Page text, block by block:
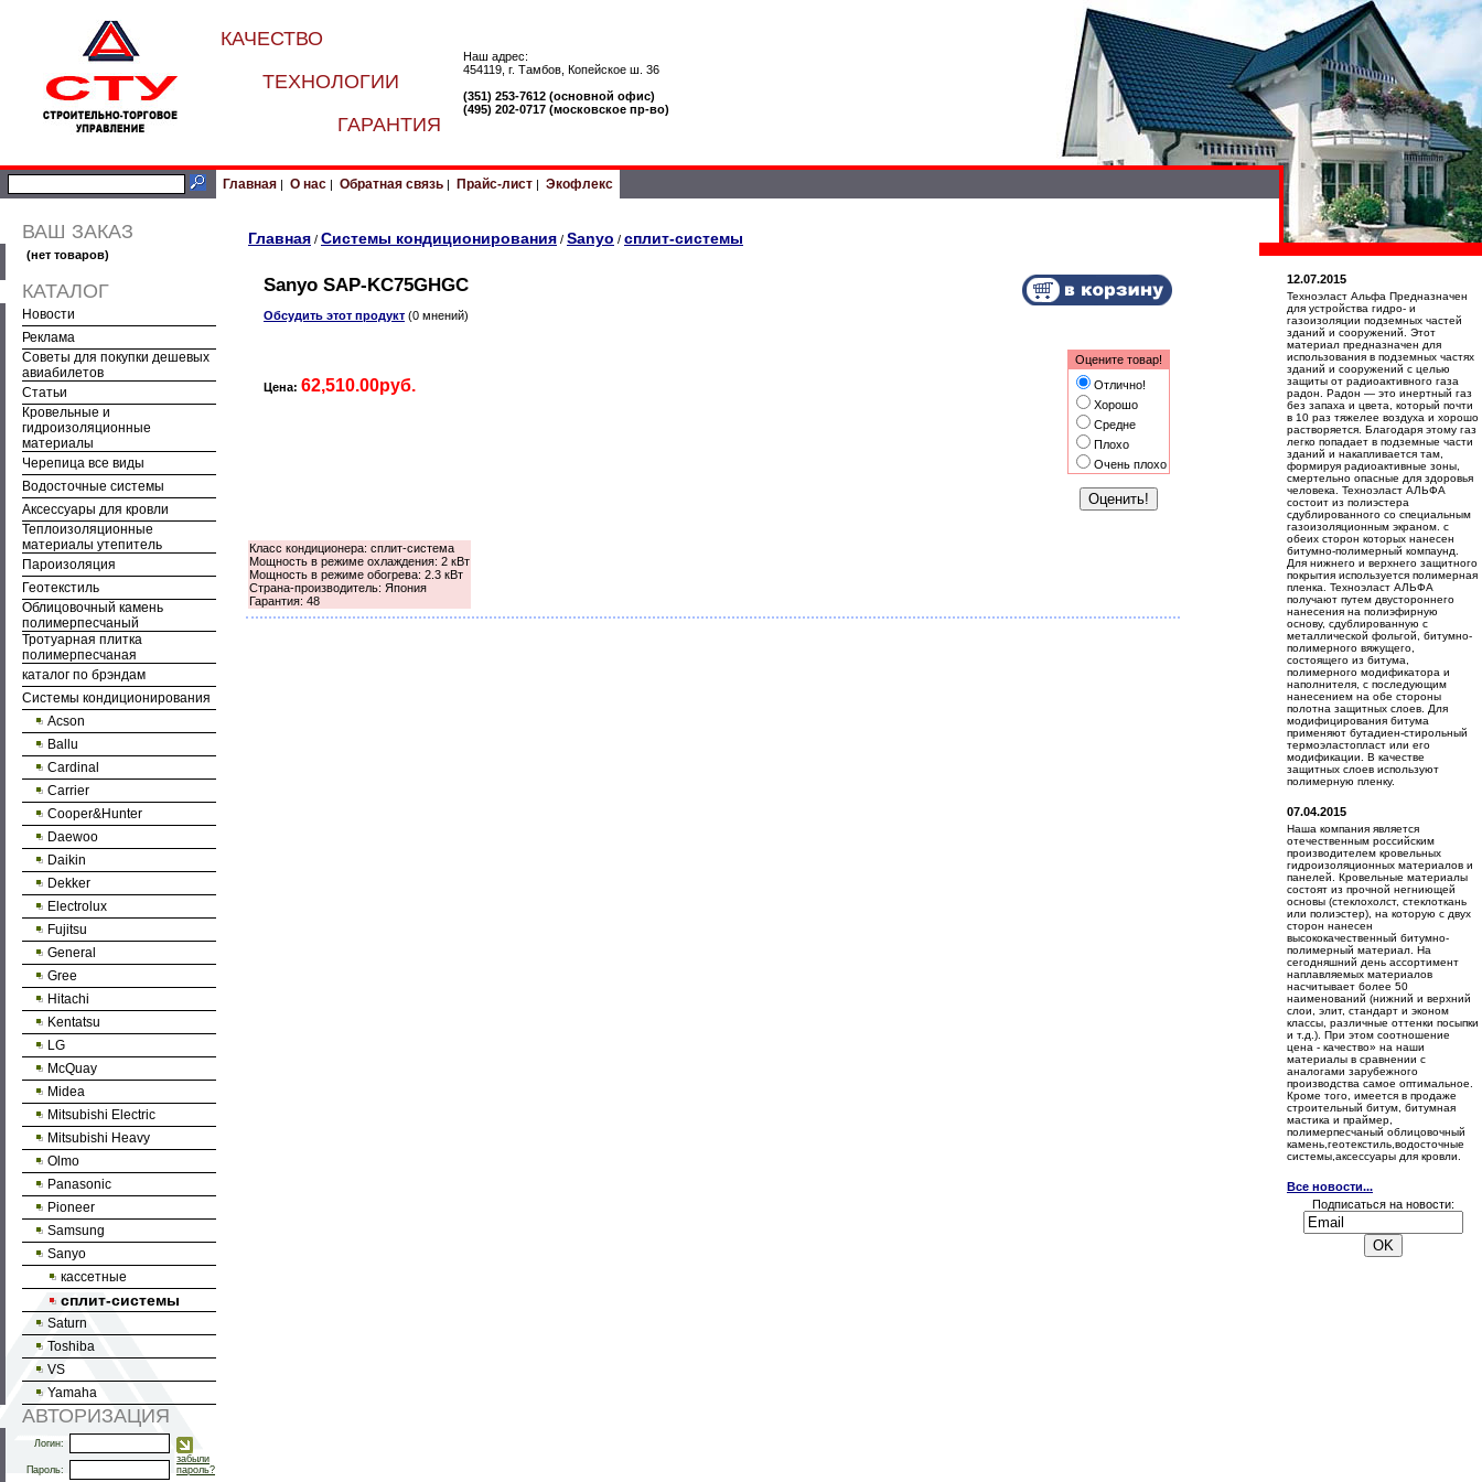
КАЧЕСТВО
ТЕХНОЛОГИИ
ГАРАНТИЯ
Наш адрес:
454119, г. Тамбов, Копейское ш. 36
(351) 253-7612 (основной офис)
(495) 202-0717 (московское пр-во)
Главная | О нас | Обратная связь | Прайс-лист | Экофлекс
ВАШ ЗАКАЗ
(нет товаров)
КАТАЛОГ
Новости
Реклама
Советы для покупки дешевых
авиабилетов
Статьи
Кровельные и
гидроизоляционные
материалы
Черепица все виды
Водосточные системы
Аксессуары для кровли
Теплоизоляционные
материалы утепитель
Пароизоляция
Геотекстиль
Облицовочный камень
полимерпесчаный
Тротуарная плитка
полимерпесчаная
каталог по брэндам
Системы кондиционирования
Acson
Ballu
Cardinal
Carrier
Cooper&Hunter
Daewoo
Daikin
Dekker
Electrolux
Fujitsu
General
Gree
Hitachi
Kentatsu
LG
McQuay
Midea
Mitsubishi Electric
Mitsubishi Heavy
Olmo
Panasonic
Pioneer
Samsung
Sanyo
кассетные
сплит-системы
Saturn
Toshiba
VS
Yamaha
АВТОРИЗАЦИЯ
Логин:
Пароль:
забыли
пароль?
Главная / Системы кондиционирования / Sanyo / сплит-системы
Sanyo SAP-KC75GHGC
Обсудить этот продукт (0 мнений)
Цена: 62,510.00руб.
Оцените товар!
Отлично!
Хорошо
Средне
Плохо
Очень плохо
Класс кондиционера: сплит-система
Мощность в режиме охлаждения: 2 кВт
Мощность в режиме обогрева: 2.3 кВт
Страна-производитель: Япония
Гарантия: 48
12.07.2015
Техноэласт Альфа Предназначен
для устройства гидро- и
газоизоляции подземных частей
зданий и сооружений. Этот
материал предназначен для
использования в подземных частях
зданий и сооружений с целью
защиты от радиоактивного газа
радон. Радон — это инертный газ
без запаха и цвета, который почти
в 10 раз тяжелее воздуха и хорошо
растворяется. Благодаря этому газ
легко попадает в подземные части
зданий и накапливается там,
формируя радиоактивные зоны,
смертельно опасные для здоровья
человека. Техноэласт АЛЬФА
состоит из полиэстера
сдублированного со специальным
газоизоляционным экраном. с
обеих сторон которых нанесен
битумно-полимерный компаунд.
Для нижнего и верхнего защитного
покрытия используется полимерная
пленка. Техноэласт АЛЬФА
получают путем двустороннего
нанесения на полиэфирную
основу, сдублированную с
металлической фольгой, битумно-
полимерного вяжущего,
состоящего из битума,
полимерного модификатора и
наполнителя, с последующим
нанесением на обе стороны
полотна защитных слоев. Для
модифицирования битума
применяют бутадиен-стирольный
термоэластопласт или его
модификации. В качестве
защитных слоев используют
полимерную пленку.
07.04.2015
Наша компания является
отечественным российским
производителем кровельных
гидроизоляционных материалов и
панелей. Кровельные материалы
состоят из прочной негниющей
основы (стеклохолст, стеклоткань
или полиэстер), на которую с двух
сторон нанесен
высококачественный битумно-
полимерный материал. На
сегодняшний день ассортимент
наплавляемых материалов
насчитывает более 50
наименований (нижний и верхний
слои, элит, стандарт и эконом
классы, различные оттенки посыпки
и т.д.). При этом соотношение
цена - качество» на наши
материалы в сравнении с
аналогами зарубежного
производства самое оптимальное.
Кроме того, имеется в продаже
строительный битум, битумная
мастика и праймер,
полимерпесчаный облицовочный
камень,геотекстиль,водосточные
системы,аксессуары для кровли.
Все новости...
Подписаться на новости: